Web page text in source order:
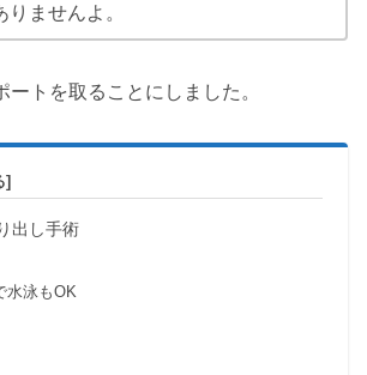
りませんよ。
ートを取ることにしました。
出し手術
水泳もOK